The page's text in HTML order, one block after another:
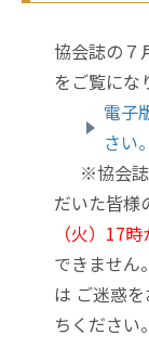
協会誌の７
をご覧にな
電子
さい
※協会誌
だいた皆様
（火）17
できません。
は ご迷惑
ちください。